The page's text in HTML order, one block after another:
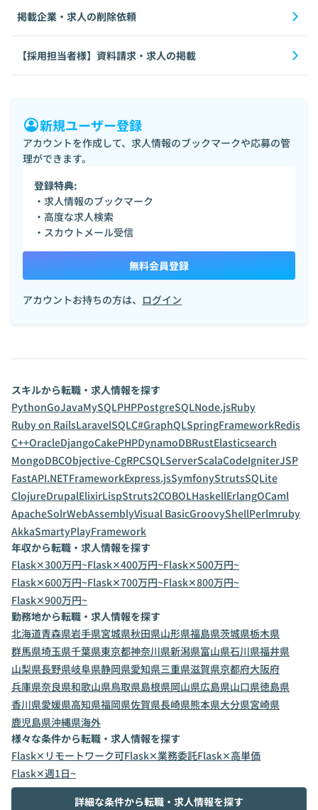
掲載企業・求人の削除依頼
【採用担当者様】資料請求・求人の掲載
新規ユーザー登録
アカウントを作成して、求人情報のブックマークや応募の管
理ができます。
登録特典:
・求人情報のブックマーク
・高度な求人検索
・スカウトメール受信
無料会員登録
アカウントお持ちの方は、 ログイン
スキルから転職・求人情報を探す
PythonGoJavaMySQLPHPPostgreSQLNode.jsRuby
Ruby on RailsLaravelSQLC#GraphQLSpringFrameworkRedis
C++OracleDjangoCakePHPDynamoDBRustElasticsearch
MongoDBCObjective-CgRPCSQLServerScalaCodeIgniterJSP
FastAPI.NETFrameworkExpress.jsSymfonyStrutsSQLite
ClojureDrupalElixirLispStruts2COBOLHaskellErlangOCaml
ApacheSolrWebAssemblyVisual BasicGroovyShellPerlmruby
AkkaSmartyPlayFramework
年収から転職・求人情報を探す
Flask✕300万円~Flask✕400万円~Flask✕500万円~
Flask✕600万円~Flask✕700万円~Flask✕800万円~
Flask✕900万円~
勤務地から転職・求人情報を探す
北海道青森県岩手県宮城県秋田県山形県福島県茨城県栃木県
群馬県埼玉県千葉県東京都神奈川県新潟県富山県石川県福井県
山梨県長野県岐阜県静岡県愛知県三重県滋賀県京都府大阪府
兵庫県奈良県和歌山県鳥取県島根県岡山県広島県山口県徳島県
香川県愛媛県高知県福岡県佐賀県長崎県熊本県大分県宮崎県
鹿児島県沖縄県海外
様々な条件から転職・求人情報を探す
Flask✕リモートワーク可Flask✕業務委託Flask✕高単価
Flask✕週1日~
詳細な条件から転職・求人情報を探す